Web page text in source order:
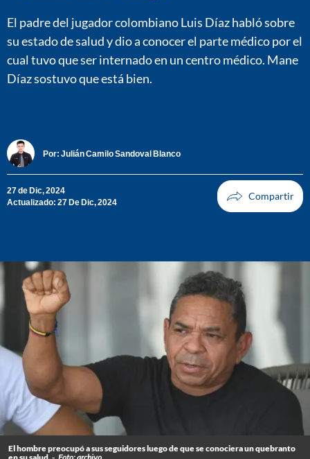
El padre del jugador colombiano Luis Díaz habló sobre
su estado de salud y dio a conocer el parte médico por el
cual tuvo que ser internado en un centro médico. Mane
Díaz sostuvo que está bien.
Por: Julián Camilo Sandoval Blanco
27 de Dic, 2024
Actualizado: 27 De Dic, 2024
El hombre preocupó a sus seguidores luego de que se conociera un quebranto